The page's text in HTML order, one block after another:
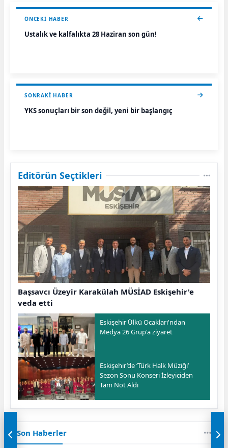
ÖNCEKI HABER
Ustalık ve kalfalıkta 28 Haziran son gün!
SONRAKI HABER
YKS sonuçları bir son değil, yeni bir başlangıç
Editörün Seçtikleri
Başsavcı Üzeyir Karakülah MÜSİAD Eskişehir'e
veda etti
Eskişehir Ülkü Ocakları'ndan
Medya 26 Grup'a ziyaret
Eskişehir’de ‘Türk Halk Müziği’
Sezon Sonu Konseri İzleyiciden
Tam Not Aldı
Son Haberler